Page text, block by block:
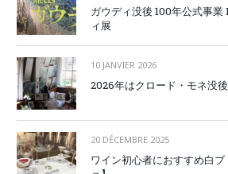
ガウディ没後 100年公式事
ィ展
10 JANVIER 2026
2026年はクロード・モネ没
20 DÉCEMBRE 2025
ワイン初心者におすすめ白